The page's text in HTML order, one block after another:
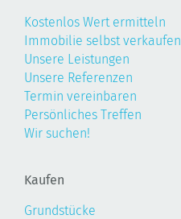
Kostenlos Wert ermitteln
Immobilie selbst verkaufen
Unsere Leistungen
Unsere Referenzen
Termin vereinbaren
Persönliches Treffen
Wir suchen!
Kaufen
Grundstücke